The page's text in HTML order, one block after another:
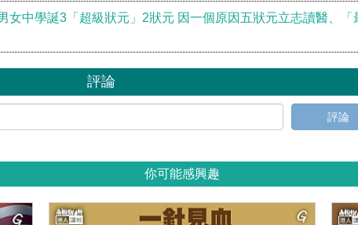
女中學誕3「超級狀元」2狀元 因一個原因五狀元立志讀醫、「
評論
評論
你可能感興趣